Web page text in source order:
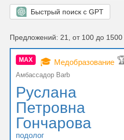
Быстрый поиск с GPT
Предложений: 21, от 100 до 1500
MAX 🎓 Медобразование
Амбассадор Barb
Руслана
Петровна
Гончарова
подолог